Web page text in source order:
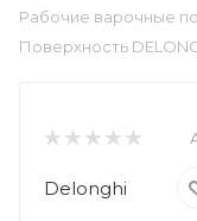
Рабочие варочные
Поверхность
Delonghi